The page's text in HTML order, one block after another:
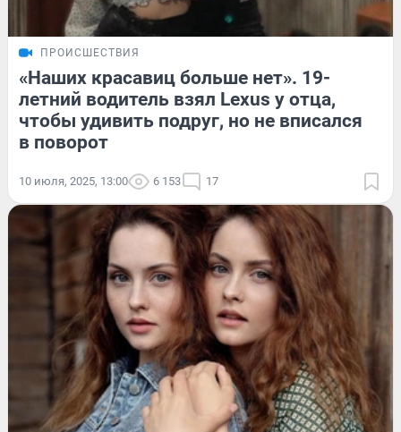
ПРОИСШЕСТВИЯ
«Наших красавиц больше нет». 19-
летний водитель взял Lexus у отца,
чтобы удивить подруг, но не вписался
в поворот
10 июля, 2025, 13:00 6 153 17